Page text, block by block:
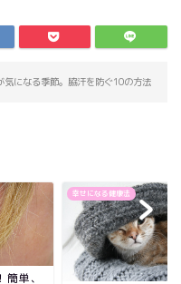
気になる季節。脇汗を防ぐ10の方法
幸せになる健康法